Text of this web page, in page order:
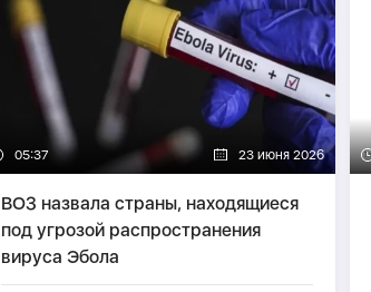
05:37 23 июня 2026
ВОЗ назвала страны, находящиеся
под угрозой распространения
вируса Эбола